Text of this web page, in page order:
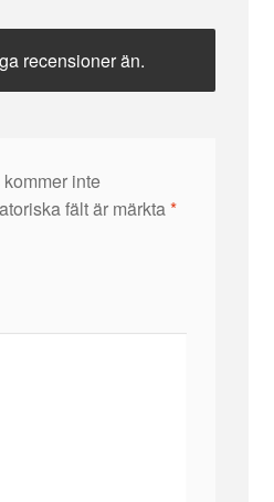
recensioner än.
inte
fält är märkta*